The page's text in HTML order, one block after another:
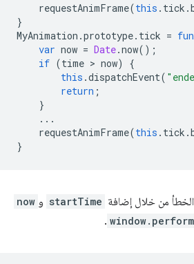
requestAnimFrame(this . tick .
}
MyAnimation .prototype. tick =
var now = Date.now();
if (time > now)
{
this .dispatchEvent(
return ;
}
...
requestAnimFrame(this . tick .
}
من خلال إضافة startTime و now
.